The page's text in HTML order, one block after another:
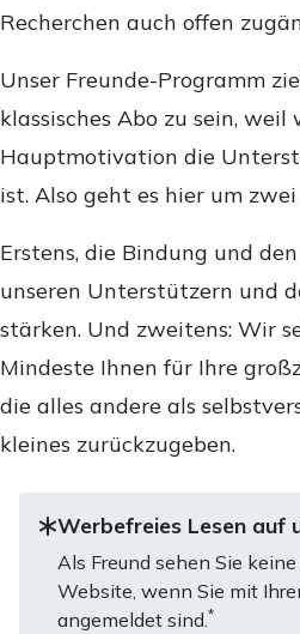
Recherchen auch offen
Unser Freunde-Programm
klassisches Abo zu sein, weil
Hauptmotivation die
ist. Also geht es hier um
Erstens, die Bindung und
unseren Unterstützern und
stärken. Und zweitens: Wir
Mindeste Ihnen für Ihre
die alles andere als
kleines zurückzugeben.
Werbefreies Lesen auf
Als Freund sehen Sie
Website, wenn Sie mit
angemeldet sind.*